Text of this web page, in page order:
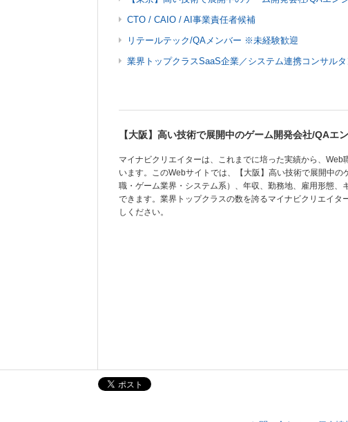
CTO / CAIO / AI事業責任者候補
リテールテック/QAメンバー ※未経験歓迎
業界トップクラスSaaS企業／システム連携コンサルタ
【大阪】高い技術で展開中のゲーム開発会社/QAエ
マイナビクリエイターは、これまでに培った実績から、
います。このWebサイトでは、【大阪】高い技術で展開中
職・ゲーム業界・システム系）、年収、勤務地、雇用形態
できます。業界トップクラスの数を誇るマイナビクリエイ
しください。